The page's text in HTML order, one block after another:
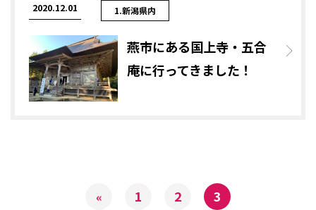
2020.12.01 1.新潟県内
燕市にある国上寺・五合
庵に行ってきました！
« 1 2 3